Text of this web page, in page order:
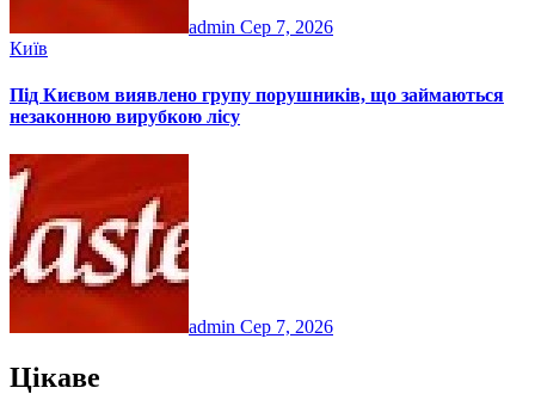
admin Сер 7, 2026
Київ
Під Києвом виявлено групу порушників, що займаються
незаконною вирубкою лісу
admin Сер 7, 2026
Цікаве